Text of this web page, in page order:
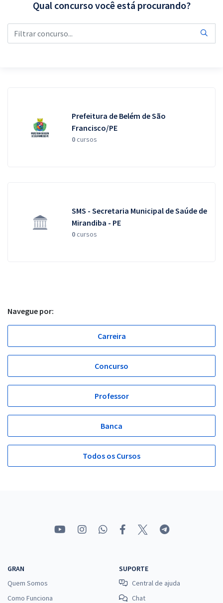
Conteúdo gratuito
Qual concurso você está procurando?
Prefeitura de Belém de São
Francisco/PE
0cursos
SMS - Secretaria Municipal de Saúde de
Mirandiba - PE
0cursos
Navegue por:
Carreira
Concurso
Professor
Banca
Todos os Cursos
GRAN
Quem Somos
Como Funciona
SUPORTE
Central de ajuda
Chat